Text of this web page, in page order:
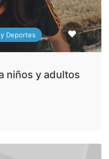
Deportes
niños y adultos